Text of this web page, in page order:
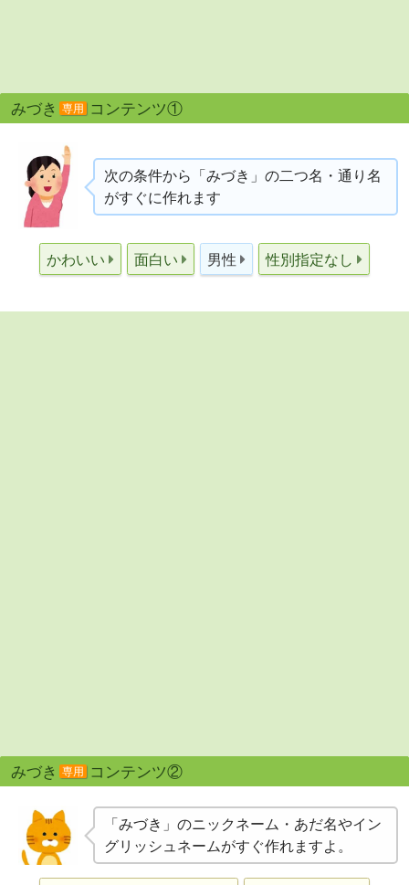
みづき 専用 コンテンツ①
次の条件から「みづき」の二つ名・通り名
がすぐに作れます
かわいい 面白い 男性 性別指定なし
みづき 専用 コンテンツ②
「みづき」のニックネーム・あだ名やイン
グリッシュネームがすぐ作れますよ。